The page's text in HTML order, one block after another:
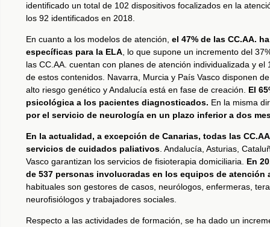
identificado un total de 102 dispositivos focalizados en la
los 92 identificados en 2018.
En cuanto a los modelos de atención, el 47% de las CC.AA.
específicas para la ELA, lo que supone un incremento del
las CC.AA. cuentan con planes de atención individualizada y
de estos contenidos. Navarra, Murcia y País Vasco disponen
alto riesgo genético y Andalucía está en fase de creación. El
psicológica a los pacientes diagnosticados. En la misma
por el servicio de neurología en un plazo inferior a dos
En la actualidad, a excepción de Canarias, todas las
servicios de cuidados paliativos. Andalucía, Asturias,
Vasco garantizan los servicios de fisioterapia domiciliaria. En
de 537 personas involucradas en los equipos de atención
habituales son gestores de casos, neurólogos, enfermeras,
neurofisiólogos y trabajadores sociales.
Respecto a las actividades de formación, se ha dado un